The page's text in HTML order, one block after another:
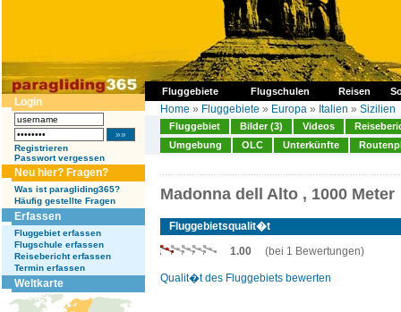
Fluggebiete Flugschulen Reisen
Login
Registrieren
Passwort vergessen
Neu hier? Fragen?
Was ist paragliding365?
Häufig gestellte Fragen
Erfassen
Fluggebiet erfassen
Flugschule erfassen
Reisebericht erfassen
Termin erfassen
Weltkarte
Home » Fluggebiete » Europa » Italien » Sizilien
Fluggebiet Bilder (3) Videos
Umgebung
OLC Unterkünfte
Madonna dell Alto , 1000 Meter
Fluggebietsqualit�t
1.00 (bei 1 Bewertungen)
Qualit�t des Fluggebiets bewerten